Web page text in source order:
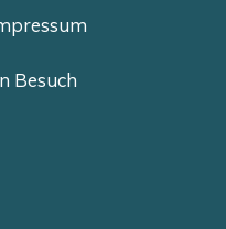
Besuch